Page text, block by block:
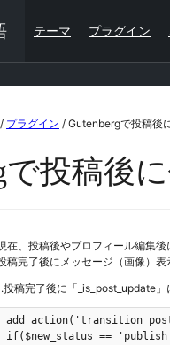
テーマ プラグイン
/ プラグイン / Gutenbergで投稿後
で投稿後
在、投稿後やプロフィール編集
稿完了後にメッセージ（画像）表
投稿完了後に「_is_post_update
if($new_status ==